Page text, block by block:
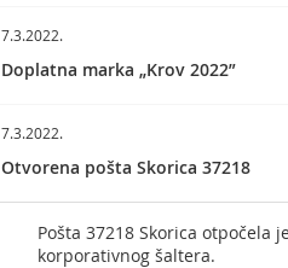
7.3.2022.
Doplatna marka „Krov 2022”
7.3.2022.
Otvorena pošta Skorica 37218
Pošta 37218 Skorica otpočela
korporativnog šaltera.